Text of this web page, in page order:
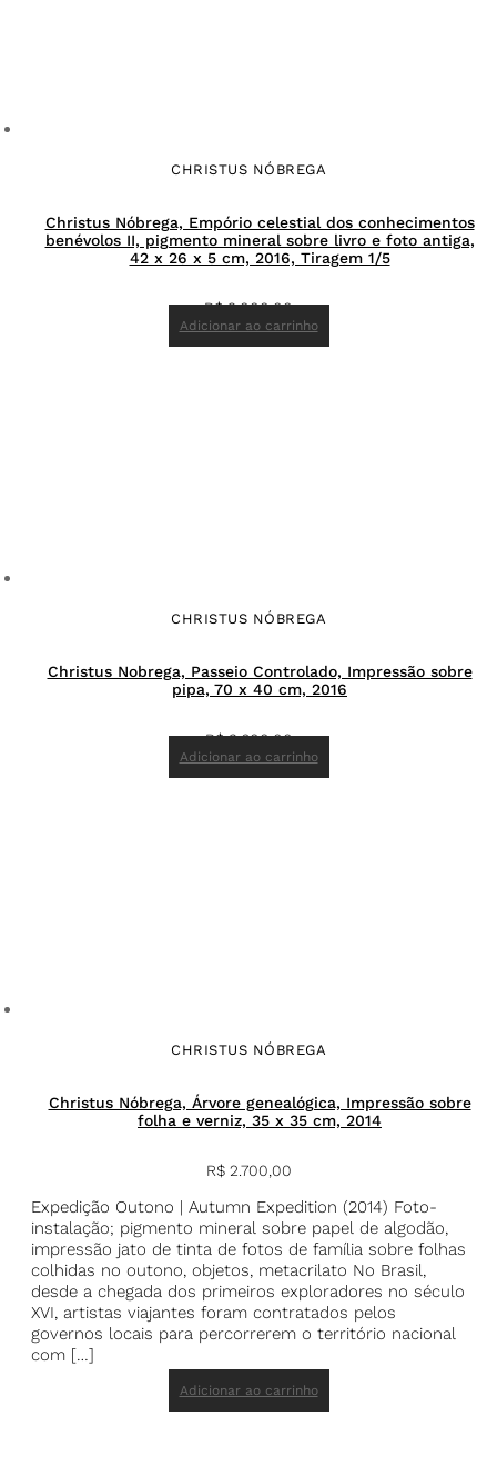
CHRISTUS NÓBREGA
Christus Nóbrega, Empório celestial dos conhecimentos
benévolos II, pigmento mineral sobre livro e foto antiga,
42 x 26 x 5 cm, 2016, Tiragem 1/5
R$9.000,00
Adicionar ao carrinho
CHRISTUS NÓBREGA
Christus Nobrega, Passeio Controlado, Impressão sobre
pipa, 70 x 40 cm, 2016
R$3.600,00
Adicionar ao carrinho
CHRISTUS NÓBREGA
Christus Nóbrega, Árvore genealógica, Impressão sobre
folha e verniz, 35 x 35 cm, 2014
R$2.700,00
Expedição Outono | Autumn Expedition (2014) Foto-
instalação; pigmento mineral sobre papel de algodão,
impressão jato de tinta de fotos de família sobre folhas
colhidas no outono, objetos, metacrilato No Brasil,
desde a chegada dos primeiros exploradores no século
XVI, artistas viajantes foram contratados pelos
governos locais para percorrerem o território nacional
com […]
Adicionar ao carrinho